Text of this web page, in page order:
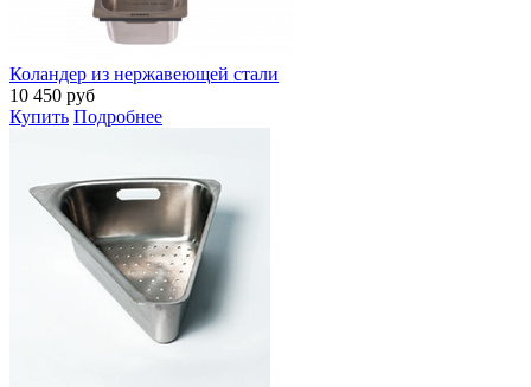
Коландер из нержавеющей стали
10 450 руб
Купить Подробнее